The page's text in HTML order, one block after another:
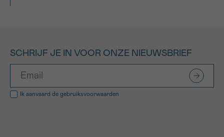
SCHRIJF JE IN VOOR ONZE NIEUWSBRIEF
Ik aanvaard de gebruiksvoorwaarden